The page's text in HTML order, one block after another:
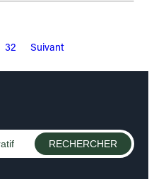
32 Suivant